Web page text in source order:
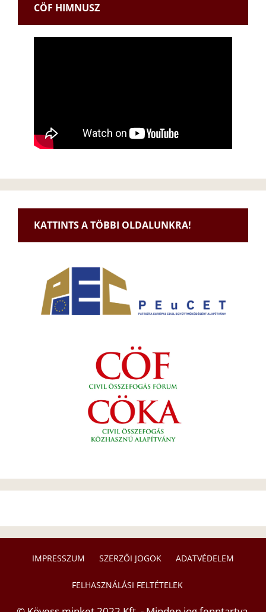
CÖF HIMNUSZ
KATTINTS A TÖBBI OLDALUNKRA!
IMPRESSZUM SZERZŐI JOGOK ADATVÉDELEM
FELHASZNÁLÁSI FELTÉTELEK